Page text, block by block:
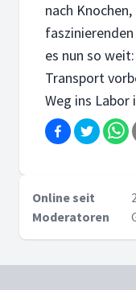
nach
es nun so
Transport
Weg ins Labor
Online seit
Moderatoren